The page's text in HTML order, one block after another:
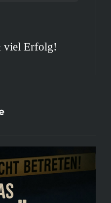
viel Erfolg!